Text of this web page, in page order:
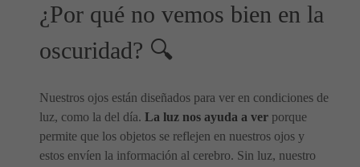
¿Por qué no vemos bien en la
oscuridad? 🔍
Nuestros ojos están diseñados para ver en condiciones de
luz, como la del día. La luz nos ayuda a ver porque
permite que los objetos se reflejen en nuestros ojos y
estos envíen la información al cerebro. Sin luz, nuestro